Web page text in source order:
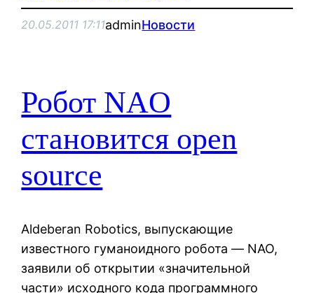
20.05.2011 17:11adminНовости
Робот NAO
становится open
source
Aldeberan Robotics, выпускающие
известного гуманоидного робота — NAO,
заявили об открытии «значительной
части» исходного кода программного